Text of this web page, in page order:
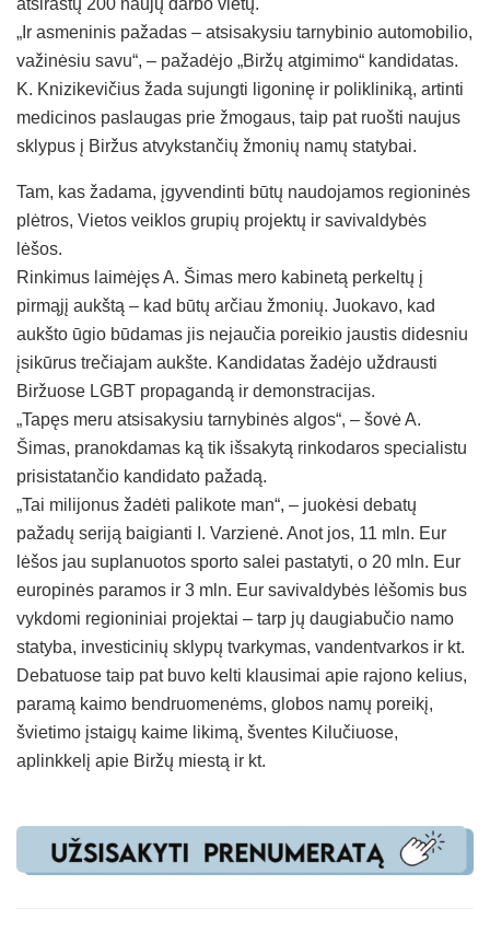
„Ir asmeninis pažadas – atsisakysiu tarnybinio automobilio,
važinėsiu savu“, – pažadėjo „Biržų atgimimo“ kandidatas.
K. Knizikevičius žada sujungti ligoninę ir polikliniką, artinti
medicinos paslaugas prie žmogaus, taip pat ruošti naujus
sklypus į Biržus atvykstančių žmonių namų statybai.
Tam, kas žadama, įgyvendinti būtų naudojamos regioninės
plėtros, Vietos veiklos grupių projektų ir savivaldybės
lėšos.
Rinkimus laimėjęs A. Šimas mero kabinetą perkeltų į
pirmąjį aukštą – kad būtų arčiau žmonių. Juokavo, kad
aukšto ūgio būdamas jis nejaučia poreikio jaustis didesniu
įsikūrus trečiajam aukšte. Kandidatas žadėjo uždrausti
Biržuose LGBT propagandą ir demonstracijas.
„Tapęs meru atsisakysiu tarnybinės algos“, – šovė A.
Šimas, pranokdamas ką tik išsakytą rinkodaros specialistu
prisistatančio kandidato pažadą.
„Tai milijonus žadėti palikote man“, – juokėsi debatų
pažadų seriją baigianti I. Varzienė. Anot jos, 11 mln. Eur
lėšos jau suplanuotos sporto salei pastatyti, o 20 mln. Eur
europinės paramos ir 3 mln. Eur savivaldybės lėšomis bus
vykdomi regioniniai projektai – tarp jų daugiabučio namo
statyba, investicinių sklypų tvarkymas, vandentvarkos ir kt.
Debatuose taip pat buvo kelti klausimai apie rajono kelius,
paramą kaimo bendruomenėms, globos namų poreikį,
švietimo įstaigų kaime likimą, šventes Kilučiuose,
aplinkkelį apie Biržų miestą ir kt.